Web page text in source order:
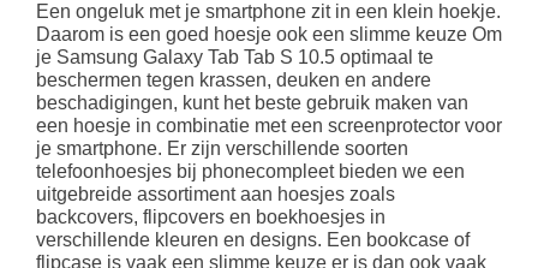
Een ongeluk met je smartphone zit in een klein hoekje.
Daarom is een goed hoesje ook een slimme keuze Om
je Samsung Galaxy Tab Tab S 10.5 optimaal te
beschermen tegen krassen, deuken en andere
beschadigingen, kunt het beste gebruik maken van
een hoesje in combinatie met een screenprotector voor
je smartphone. Er zijn verschillende soorten
telefoonhoesjes bij phonecompleet bieden we een
uitgebreide assortiment aan hoesjes zoals
backcovers, flipcovers en boekhoesjes in
verschillende kleuren en designs. Een bookcase of
flipcase is vaak een slimme keuze er is dan ook vaak